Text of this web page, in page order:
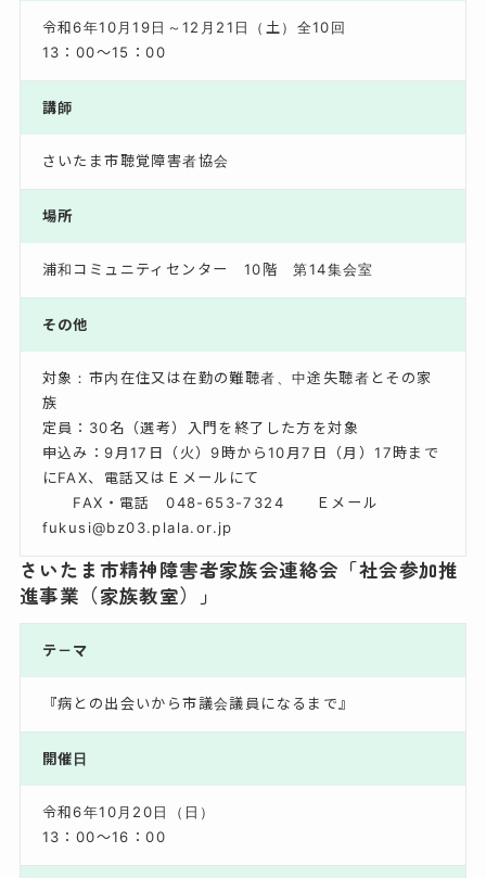
令和6年10月19日～12月21日（土）全10回
13：00～15：00
講師
さいたま市聴覚障害者協会
場所
浦和コミュニティセンター 10階 第14集会室
その他
対象：市内在住又は在勤の難聴者、中途失聴者とその家
族
定員：30名（選考）入門を終了した方を対象
申込み：9月17日（火）9時から10月7日（月）17時まで
にFAX、電話又はＥメールにて
FAX・電話 048-653-7324 Ｅメール
fukusi@bz03.plala.or.jp
さいたま市精神障害者家族会連絡会「社会参加推
進事業（家族教室）」
テ－マ
『病との出会いから市議会議員になるまで』
開催日
令和6年10月20日（日）
13：00～16：00